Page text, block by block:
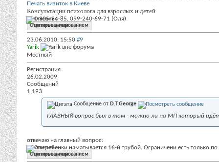
Печать визиток в Киеве
Консультации психолога для взрослых и детей
091-305-34-85, 099-240-69-71 (Оля)
Ответить с цитированием
23.06.2010, 15:50 #9
Yarik
Местный
Регистрация
26.02.2009
Сообщений
1,193
Сообщение от D.T.George
ГЛАВНЫЙ вопрос был в том - можно ли на МП который
отвечаю на главный вопрос:
ТП от гребенки наматывается 16-й трубой. Ограничени есть только
Ответить с цитированием